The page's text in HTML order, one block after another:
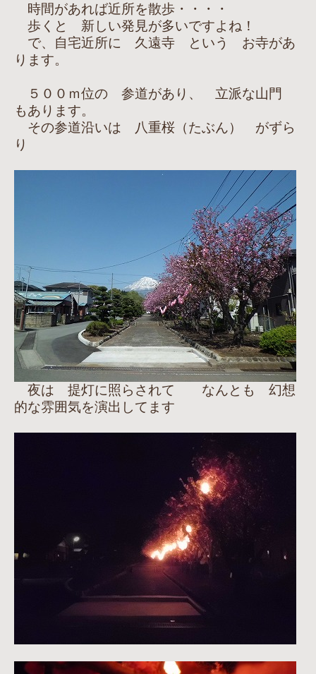
時間があれば近所を散歩・・・・
歩くと 新しい発見が多いですよね！
で、自宅近所に 久遠寺 という お寺があ
ります。
５００ｍ位の 参道があり、 立派な山門
もあります。
その参道沿いは 八重桜（たぶん） がずら
り
夜は 提灯に照らされて なんとも 幻想
的な雰囲気を演出してます